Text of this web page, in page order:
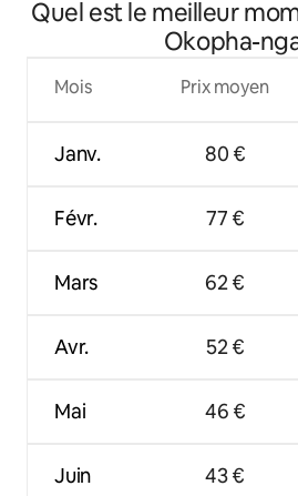
Quel est le meilleur
Okopha-
Mois
Janv.
Févr.
Mars
Avr.
Mai
Juin
Prix moyen
80 €
77 €
62 €
52 €
46 €
43 €